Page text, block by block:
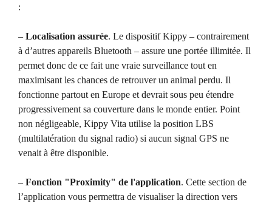
:
– Localisation assurée. Le dispositif Kippy – contrairement
à d’autres appareils Bluetooth – assure une portée illimitée. Il
permet donc de ce fait une vraie surveillance tout en
maximisant les chances de retrouver un animal perdu. Il
fonctionne partout en Europe et devrait sous peu étendre
progressivement sa couverture dans le monde entier. Point
non négligeable, Kippy Vita utilise la position LBS
(multilatération du signal radio) si aucun signal GPS ne
venait à être disponible.
– Fonction "Proximity" de l'application. Cette section de
l’application vous permettra de visualiser la direction vers